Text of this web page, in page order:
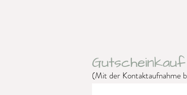
Gutscheinkauf
(Mit der Kontaktaufnahme